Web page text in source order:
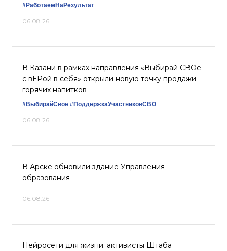
#РаботаемНаРезультат
06.08.26
В Казани в рамках направления «Выбирай СВОе
с вЕРой в себя» открыли новую точку продажи
горячих напитков
#ВыбирайСвоё #ПоддержкаУчастниковСВО
06.08.26
В Арске обновили здание Управления
образования
06.08.26
Нейросети для жизни: активисты Штаба